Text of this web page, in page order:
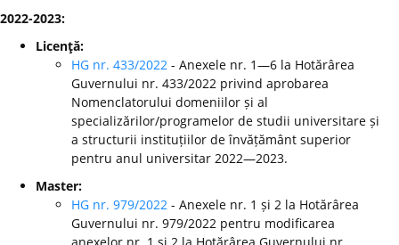
2022-2023:
Licenţă:
HG nr. 433/2022 - Anexele nr. 1—6 la Hotărârea
Guvernului nr. 433/2022 privind aprobarea
Nomenclatorului domeniilor și al
specializărilor/programelor de studii universitare și
a structurii instituțiilor de învățământ superior
pentru anul universitar 2022—2023.
Master:
HG nr. 979/2022 - Anexele nr. 1 și 2 la Hotărârea
Guvernului nr. 979/2022 pentru modificarea